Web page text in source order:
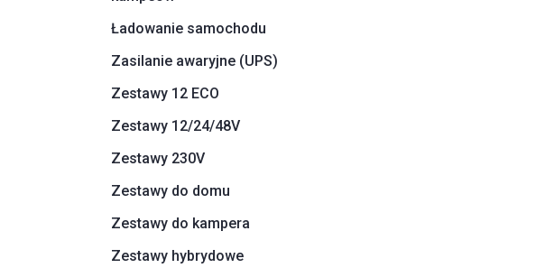
Ładowanie samochodu
Zasilanie awaryjne (UPS)
Zestawy 12 ECO
Zestawy 12/24/48V
Zestawy 230V
Zestawy do domu
Zestawy do kampera
Zestawy hybrydowe